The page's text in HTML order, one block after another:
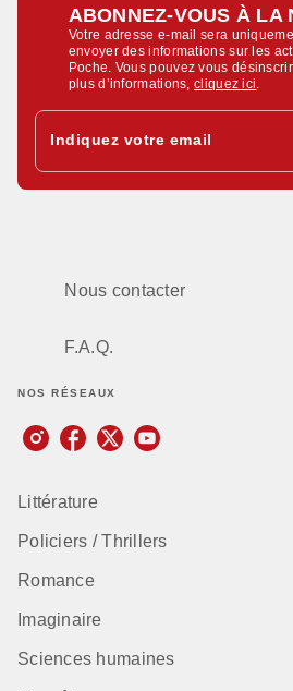
ABONNEZ-VOUS À LA
Votre adresse e-mail sera
envoyer des informations sur les
Poche. Vous pouvez vous
plus d’informations,cliquez ici
Indiquez votre email
Nous contacter
F.A.Q.
NOS RÉSEAUX
Littérature
Policiers / Thrillers
Romance
Imaginaire
Sciences humaines